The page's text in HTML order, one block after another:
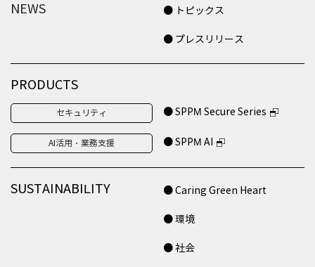
NEWS ● トピックス
● プレスリリース
PRODUCTS
セキュリティ ● SPPM Secure Series
AI活用・業務支援 ● SPPM AI
SUSTAINABILITY ● Caring Green Heart
● 環境
● 社会